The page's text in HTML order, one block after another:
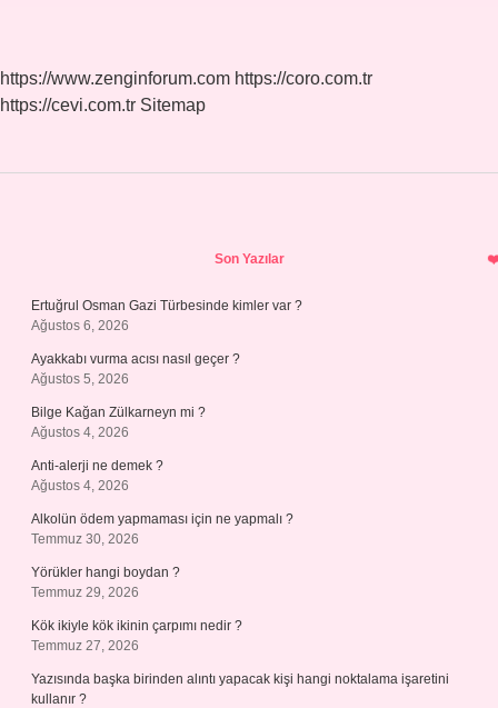
https://www.zenginforum.com https://coro.com.tr
https://cevi.com.tr Sitemap
Son Yazılar
Ertuğrul Osman Gazi Türbesinde kimler var ?
Ağustos 6, 2026
Ayakkabı vurma acısı nasıl geçer ?
Ağustos 5, 2026
Bilge Kağan Zülkarneyn mi ?
Ağustos 4, 2026
Anti-alerji ne demek ?
Ağustos 4, 2026
Alkolün ödem yapmaması için ne yapmalı ?
Temmuz 30, 2026
Yörükler hangi boydan ?
Temmuz 29, 2026
Kök ikiyle kök ikinin çarpımı nedir ?
Temmuz 27, 2026
Yazısında başka birinden alıntı yapacak kişi hangi noktalama işaretini
kullanır ?